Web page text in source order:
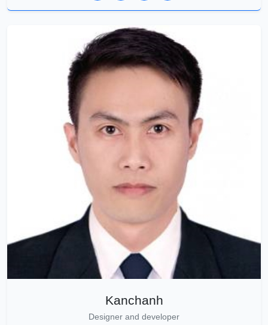
Kanchanh
Designer and developer